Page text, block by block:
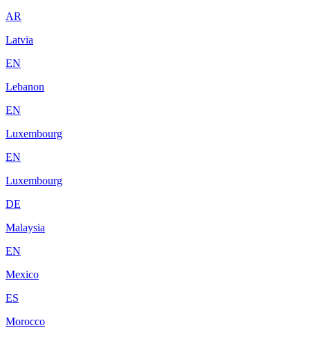
AR
Latvia
EN
Lebanon
EN
Luxembourg
EN
Luxembourg
DE
Malaysia
EN
Mexico
ES
Morocco